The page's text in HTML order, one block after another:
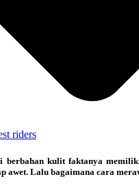
riders
berbahan kulit faktanya
awet. Lalu bagaimana cara